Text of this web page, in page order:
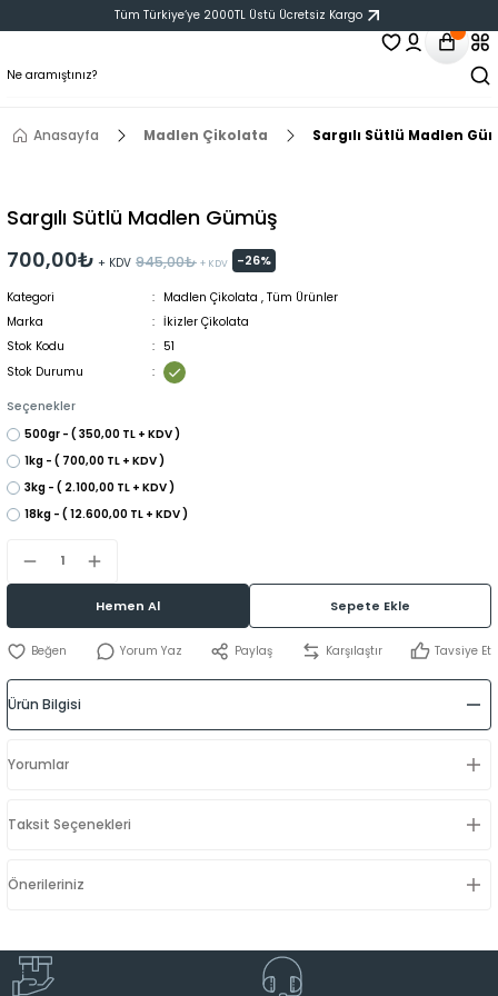
Tüm Türkiye‘ye 2000TL Üstü Ücretsiz Kargo
Anasayfa Madlen Çikolata Sargılı Sütlü Madlen
Sargılı Sütlü Madlen Gümüş
700,00₺ + KDV 945,00₺ + KDV -26%
Kategori Madlen Çikolata , Tüm Ürünler
Marka
İkizler Çikolata
Stok Kodu
51
Stok Durumu
Seçenekler
500gr - ( 350,00 TL + KDV )
1kg - ( 700,00 TL + KDV )
3kg - ( 2.100,00 TL + KDV )
18kg - ( 12.600,00 TL + KDV )
Hemen Al Sepete Ekle
Yorum Yaz Paylaş Karşılaştır Tavsiye Et
Ürün Bilgisi
Yorumlar
Taksit Seçenekleri
Önerileriniz